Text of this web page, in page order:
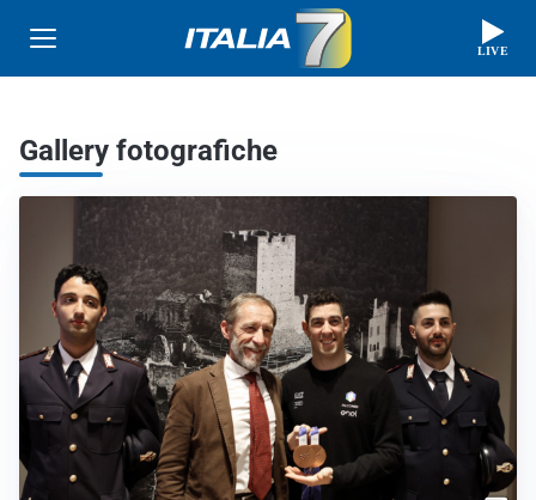
LIVE
Gallery fotografiche